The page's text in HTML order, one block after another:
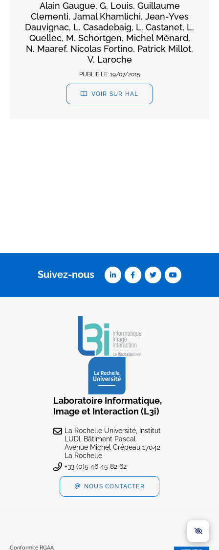
Alain Gaugue, G. Louis, Guillaume
Clementi, Jamal Khamlichi, Jean-Yves
Dauvignac, L. Casadebaig, L. Castanet, L.
Quellec, M. Schortgen, Michel Ménard,
N. Maaref, Nicolas Fortino, Patrick Millot,
V. Laroche
PUBLIÉ LE: 19/07/2015
VOIR SUR HAL
Suivez-nous
Laboratoire Informatique,
Image et Interaction (L3i)
La Rochelle Université, Institut
LUDI, Bâtiment Pascal
Avenue Michel Crépeau 17042
La Rochelle
+33 (0)5 46 45 82 62
NOUS CONTACTER
Conformité RGAA